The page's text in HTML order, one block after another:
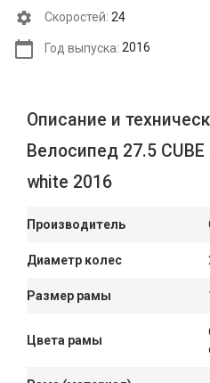
Cкоростей: 24
Год выпуска: 2016
Описание и
Велосипед 27.5
white 2016
Производитель
Диаметр колес
Размер рамы
Цвета рамы